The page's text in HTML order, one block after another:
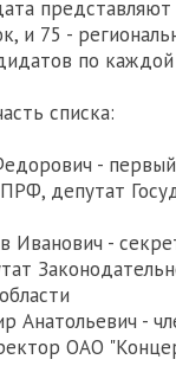
представляют
и 75 -
по каждой
списка:
-
депутат
Иванович -
Анатольевич -
ОАО